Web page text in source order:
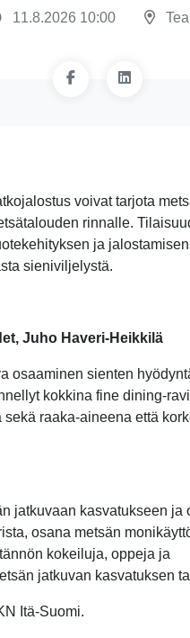
11.8.2026 10:00
voivat tarjota
rinnalle.
ja
sieniviljelystä.
Juho Haveri-Heikkilä
osaaminen sienten
kokkina fine dining-
raaka-aineena että
jatkuvaan kasvatukseen ja
osana metsän
kokeiluja, oppeja ja
jatkuvan kasvatuksen
Itä-Suomi.